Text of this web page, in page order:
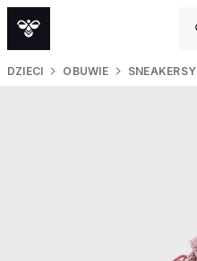
DZIECI OBUWIE SNEAKERSY